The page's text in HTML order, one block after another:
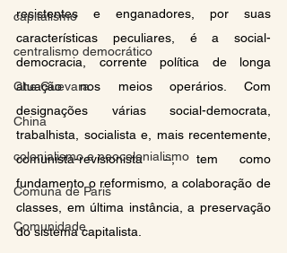
capitalismo
centralismo democrático
Che Guevara
China
colonialismo e neocolonialismo
Comuna de Paris
Comunidade
resistentes e enganadores, por suas
características peculiares, é a social-
democracia, corrente política de longa
atuação nos meios operários. Com
designações várias social-democrata,
trabalhista, socialista e, mais recentemente,
comunista-revisionista –, tem como
fundamento o reformismo, a colaboração de
classes, em última instância, a preservação
do sistema capitalista.